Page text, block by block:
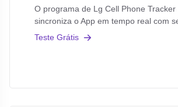
O programa de Lg Cell Phone Tracker
sincroniza o App em tempo real com
Teste Grátis